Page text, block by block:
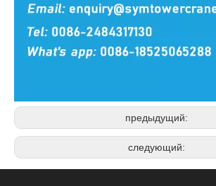
предыдущий:
следующий: